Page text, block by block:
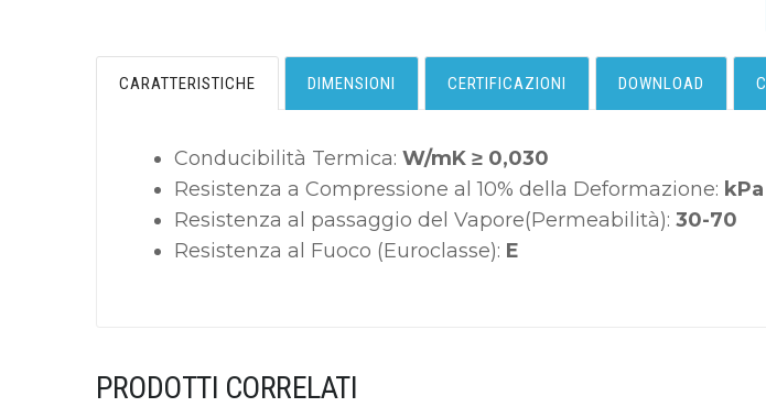
CARATTERISTICHE DIMENSIONI CERTIFICAZIONI DOWNLOAD
Conducibilità Termica: W/mK ≥ 0,030
Resistenza a Compressione al 10% della Deformazione:
Resistenza al passaggio del Vapore(Permeabilità): 30-70
Resistenza al Fuoco (Euroclasse): E
PRODOTTI CORRELATI